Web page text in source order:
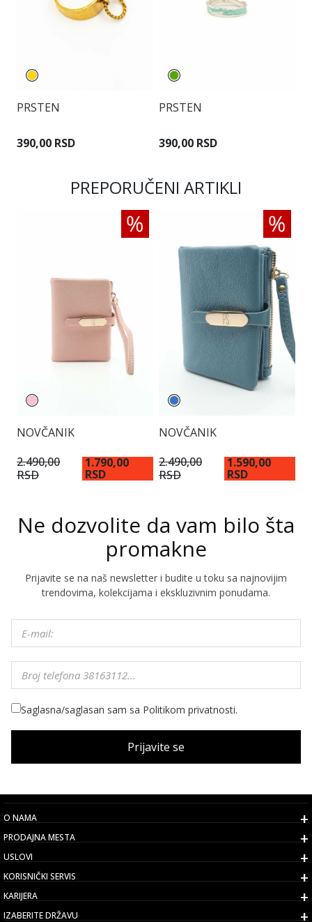
PRSTEN
390,00 RSD
PRSTEN
390,00 RSD
PREPORUČENI ARTIKLI
NOVČANIK
2.490,00
RSD
1.790,00
RSD
NOVČANIK
2.490,00
RSD
1.590,00
RSD
Ne dozvolite da vam bilo šta
promakne
Prijavite se na naš newsletter i budite u toku sa najnovijim
trendovima, kolekcijama i ekskluzivnim ponudama.
Saglasna/saglasan sam sa Politikom privatnosti.
Prijavite se
O NAMA
PRODAJNA MESTA
USLOVI
KORISNIČKI SERVIS
KARIJERA
IZABERITE DRŽAVU